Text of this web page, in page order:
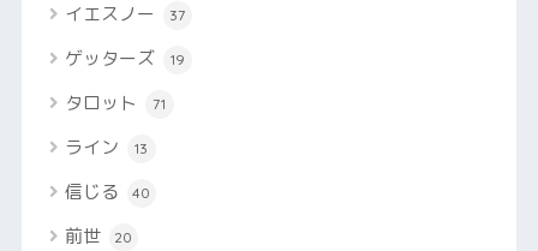
イエスノー 37
ゲッターズ 19
タロット 71
ライン 13
信じる 40
前世 20